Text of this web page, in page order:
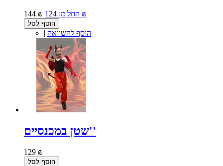
144 ₪ החל מ: 124 ₪
הוסף לסל
| הוסף להשוואה
שטן במכנסיים''
129 ₪
הוסף לסל